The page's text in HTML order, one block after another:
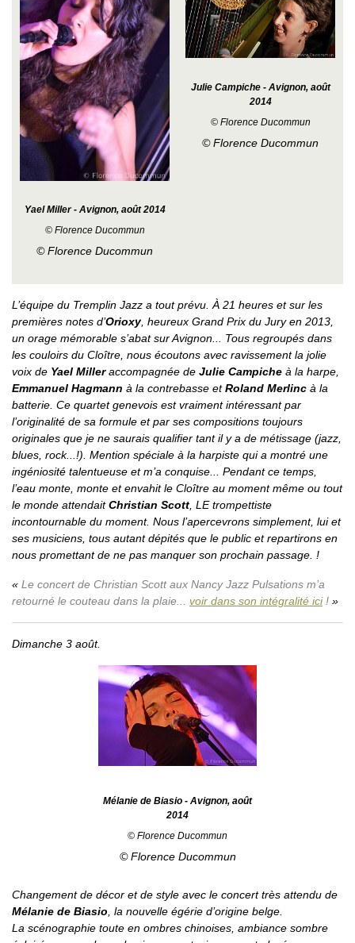
Yael Miller - Avignon, août 2014
© Florence Ducommun
© Florence Ducommun
Julie Campiche - Avignon, août
2014
© Florence Ducommun
© Florence Ducommun
L’équipe du Tremplin Jazz a tout prévu. À 21 heures et sur les
premières notes d’Orioxy, heureux Grand Prix du Jury en 2013,
un orage mémorable s’abat sur Avignon... Tous regroupés dans
les couloirs du Cloître, nous écoutons avec ravissement la jolie
voix de Yael Milleraccompagnée de Julie Campiche à la harpe,
Emmanuel Hagmann à la contrebasse etRoland Merlinc à la
batterie. Ce quartet genevois est vraiment intéressant par
l’originalité de sa formule et par ses compositions toujours
originales que je ne saurais qualifier tant il y a de métissage (jazz,
blues, rock...!). Mention spéciale à la harpiste qui a montré une
ingéniosité talentueuse et m’a conquise... Pendant ce temps,
l’eau monte, monte et envahit le Cloître au moment même ou tout
le monde attendaitChristian Scott , LE trompettiste
incontournable du moment. Nous l’apercevrons simplement, lui et
ses musiciens, tous autant dépités que le public et repartirons en
nous promettant de ne pas manquer son prochain passage. !
Le concert de Christian Scott aux Nancy Jazz Pulsations m’a
retourné le couteau dans la plaie... voir dans son intégralité ici!
Dimanche 3 août.
Mélanie de Biasio - Avignon, août
2014
© Florence Ducommun
© Florence Ducommun
Changement de décor et de style avec le concert très attendu de
Mélanie de Biasio , la nouvelle égérie d’origine belge.
La scénographie toute en ombres chinoises, ambiance sombre